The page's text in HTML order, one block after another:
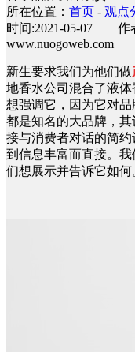
所在位置： 首页 - 观点
时间:2021-05-07
www.nuogoweb.com
新生要求我们为他们做
地香水公司混合了液
想强调它，因为它对
都是知名的大品牌，
接与消费者对话的简
到信息丰富而直接。
们想展示并告诉它如何